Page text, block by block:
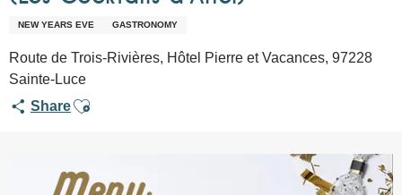
NEW YEARS EVE GASTRONOMY
Route de Trois-Rivières, Hôtel Pierre et Vacances, 97228
Sainte-Luce
ShareAjouter aux favoris